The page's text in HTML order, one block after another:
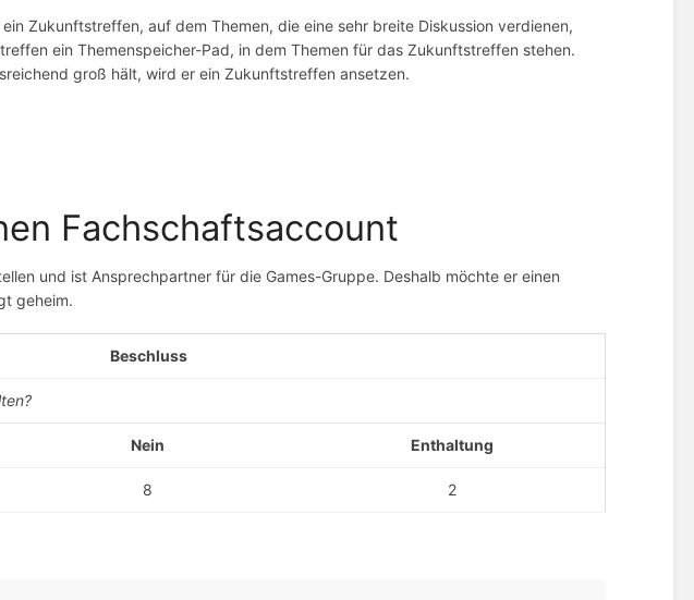
Zukunftstreffen, auf dem Themen, die eine sehr breite Diskussion verdienen,
ein Themenspeicher-Pad, in dem Themen für das Zukunftstreffen stehen.
groß hält, wird er ein Zukunftstreffen ansetzen.
Fachschaftsaccount
und ist Ansprechpartner für die Games-Gruppe. Deshalb möchte er einen
geheim.
Beschluss
Nein Enthaltung
8 2